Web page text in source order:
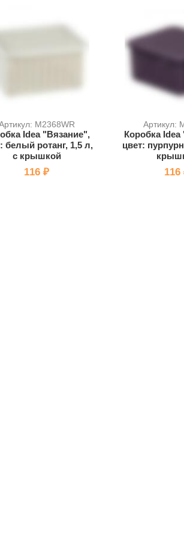
M2368WR
Idea "Вязание",
белый ротанг, 1,5 л,
с крышкой
116 ₽
Артикул:
Коробка
цвет:
116